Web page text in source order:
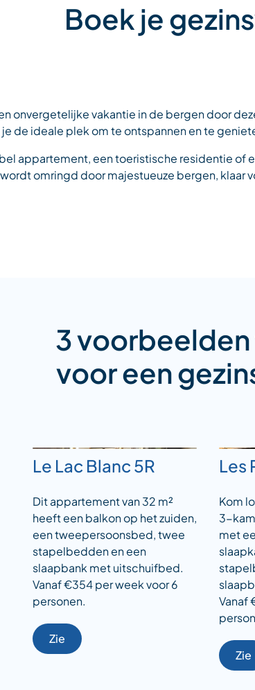
Boek je
onvergetelijke vakantie in de bergen door
de ideale plek om te ontspannen en te
appartement, een toeristische residentie of
omringd door majestueuze bergen, klaar
3
voor een
Le Lac Blanc 5R
Dit appartement van 32 m²
heeft een balkon op het zuiden,
een tweepersoonsbed, twee
stapelbedden en een
slaapbank met uitschuifbed.
Vanaf €354 per week voor 6
personen.
Zie
Les
Kom
3-
met
Vanaf
Zie